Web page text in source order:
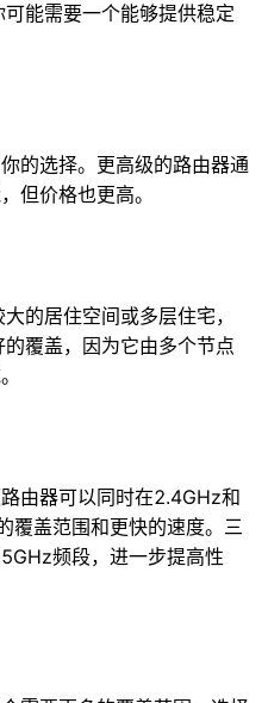
能需要一个能够提供稳定
的选择。更高级的路由器通
但价格也更高。
的居住空间或多层住宅，
覆盖，因为它由多个节点
由器可以同时在2.4GHz和
覆盖范围和更快的速度。三
频段，进一步提高性